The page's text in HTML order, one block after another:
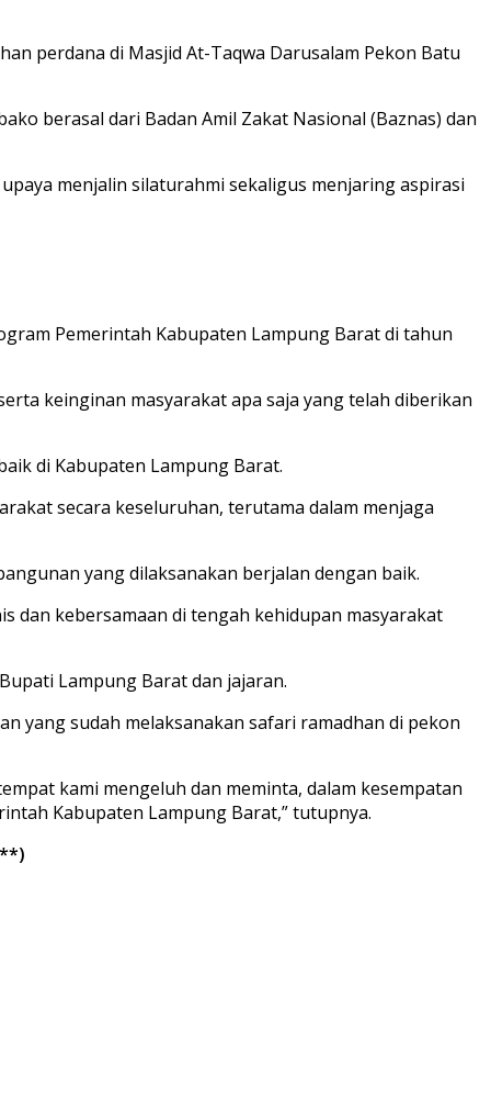
perdana di Masjid At-Taqwa Darusalam Pekon Batu
berasal dari Badan Amil Zakat Nasional (Baznas) dan
menjalin silaturahmi sekaligus menjaring aspirasi
Pemerintah Kabupaten Lampung Barat di tahun
keinginan masyarakat apa saja yang telah diberikan
di Kabupaten Lampung Barat.
secara keseluruhan, terutama dalam menjaga
yang dilaksanakan berjalan dengan baik.
dan kebersamaan di tengah kehidupan masyarakat
Lampung Barat dan jajaran.
yang sudah melaksanakan safari ramadhan di pekon
kami mengeluh dan meminta, dalam kesempatan
Kabupaten Lampung Barat,” tutupnya.